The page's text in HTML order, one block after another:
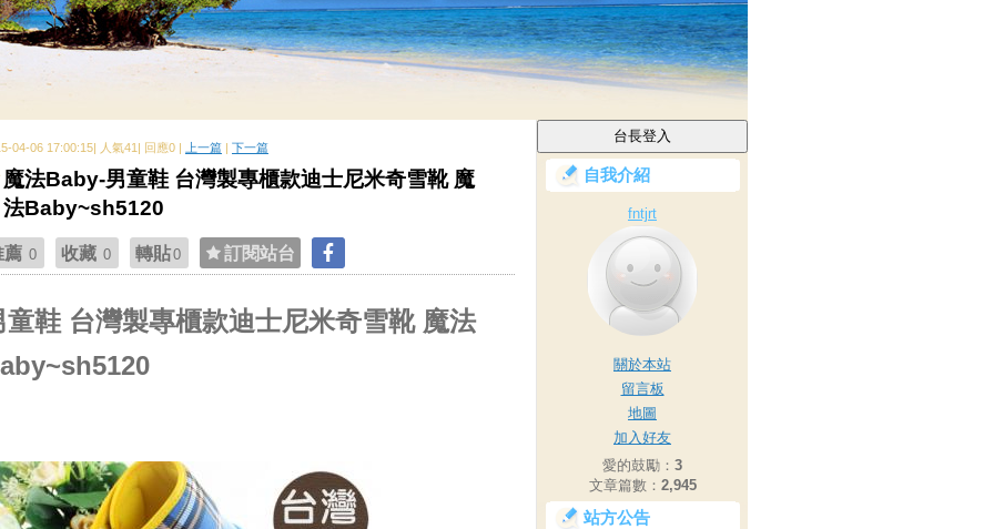
04-06 17:00:15| 人氣41| 回應0 | 上一篇 | 下一篇
魔法Baby-男童鞋 台灣製專櫃款迪士尼米奇雪靴 魔
法Baby~sh5120
薦 0 收藏 0 轉貼0 訂閱站台
童鞋 台灣製專櫃款迪士尼米奇雪靴 魔法
自我介紹
fntjrt
關於本站
留言板
地圖
加入好友
愛的鼓勵： 3
文章篇數： 2,945
站方公告